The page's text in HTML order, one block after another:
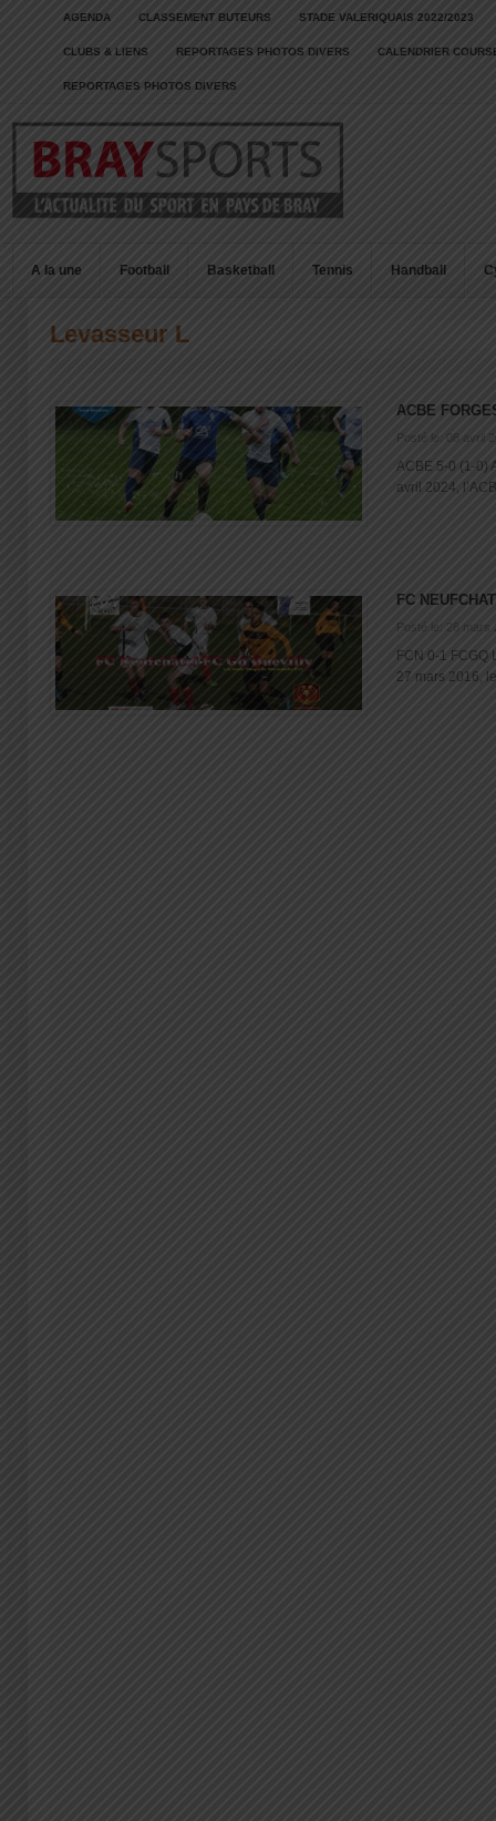
AGENDA CLASSEMENT BUTEURS STADE VALERIQUAIS 2022/2023
CLUBS & LIENS REPORTAGES PHOTOS DIVERS CALENDRIER
REPORTAGES PHOTOS DIVERS
A la une Football Basketball Tennis Handball
Levasseur L
ACBE
Posté le: 08 avril
ACBE 5-0 (1-0)
avril 2024,
FC
Posté le: 28 mars
FCN 0-1 FCGQ
27 mars 2016,